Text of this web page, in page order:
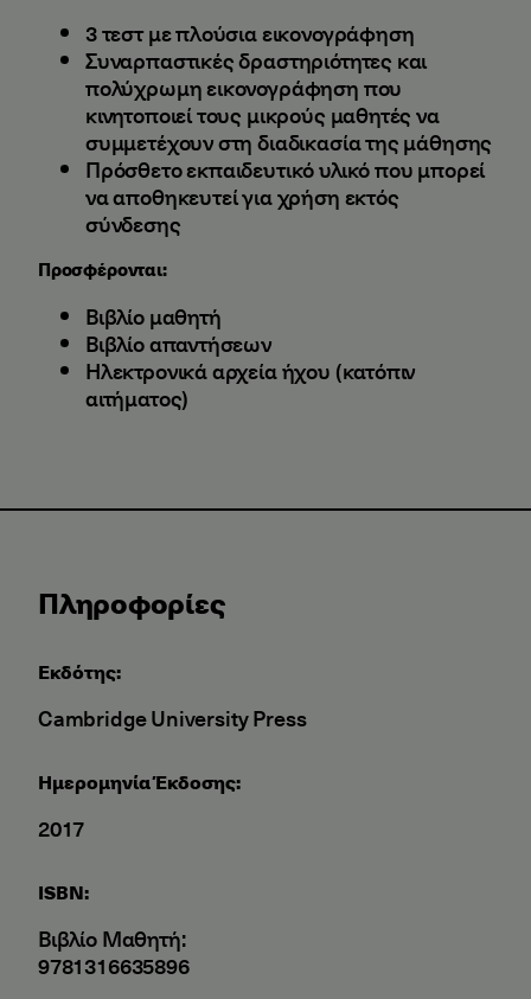
Πληροφορίες
Εκδότης:
Cambridge University Press
Ημερομηνία Έκδοσης:
2017
ISBN:
Βιβλίο Μαθητή:
9781316635896
3 τεστ με πλούσια εικονογράφηση
Συναρπαστικές δραστηριότητες και
πολύχρωμη εικονογράφηση που
κινητοποιεί τους μικρούς μαθητές να
συμμετέχουν στη διαδικασία της μάθησης
Πρόσθετο εκπαιδευτικό υλικό που μπορεί
να αποθηκευτεί για χρήση εκτός
σύνδεσης
Προσφέρονται:
Βιβλίο μαθητή
Βιβλίο απαντήσεων
Ηλεκτρονικά αρχεία ήχου (κατόπιν
αιτήματος)